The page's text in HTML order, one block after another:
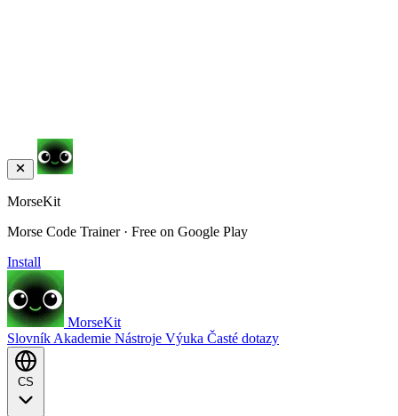
MorseKit
Morse Code Trainer · Free on Google Play
Install
MorseKit
Slovník Akademie Nástroje Výuka Časté dotazy